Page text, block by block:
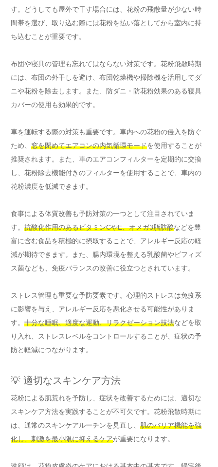
す。どうしても屋外で干す場合には、花粉の飛散量が少ない時
間帯を選び、取り込む際には花粉を払い落としてから室内に持
ち込むことが重要です。
布団や寝具の管理も忘れてはならない対策です。花粉飛散時期
には、布団の外干しを避け、布団乾燥機や掃除機を活用してダ
ニや花粉を除去します。また、防ダニ・防花粉効果のある寝具
カバーの使用も効果的です。
車を運転する際の対策も重要です。車内への花粉の侵入を防ぐ
ため、 窓を閉めてエアコンの内気循環モードを使用することが
推奨されます。また、車のエアコンフィルターを定期的に交換
し、花粉除去機能付きのフィルターを使用することで、車内の
花粉濃度を低減できます。
食事による体質改善も予防対策の一つとして注目されていま
す。 抗酸化作用のあるビタミンCやE、オメガ3脂肪酸などを豊
富に含む食品を積極的に摂取することで、アレルギー反応の軽
減が期待できます。また、腸内環境を整える乳酸菌やビフィズ
ス菌なども、免疫バランスの改善に役立つとされています。
ストレス管理も重要な予防要素です。心理的ストレスは免疫系
に影響を与え、アレルギー反応を悪化させる可能性がありま
す。 十分な睡眠、適度な運動、リラクゼーション技法などを取
り入れ、ストレスレベルをコントロールすることが、症状の予
防と軽減につながります。
💡 適切なスキンケア方法
花粉による肌荒れを予防し、症状を改善するためには、適切な
スキンケア方法を実践することが不可欠です。花粉飛散時期に
は、通常のスキンケアルーチンを見直し、 肌のバリア機能を強
化し、刺激を最小限に抑えるケアが重要になります。